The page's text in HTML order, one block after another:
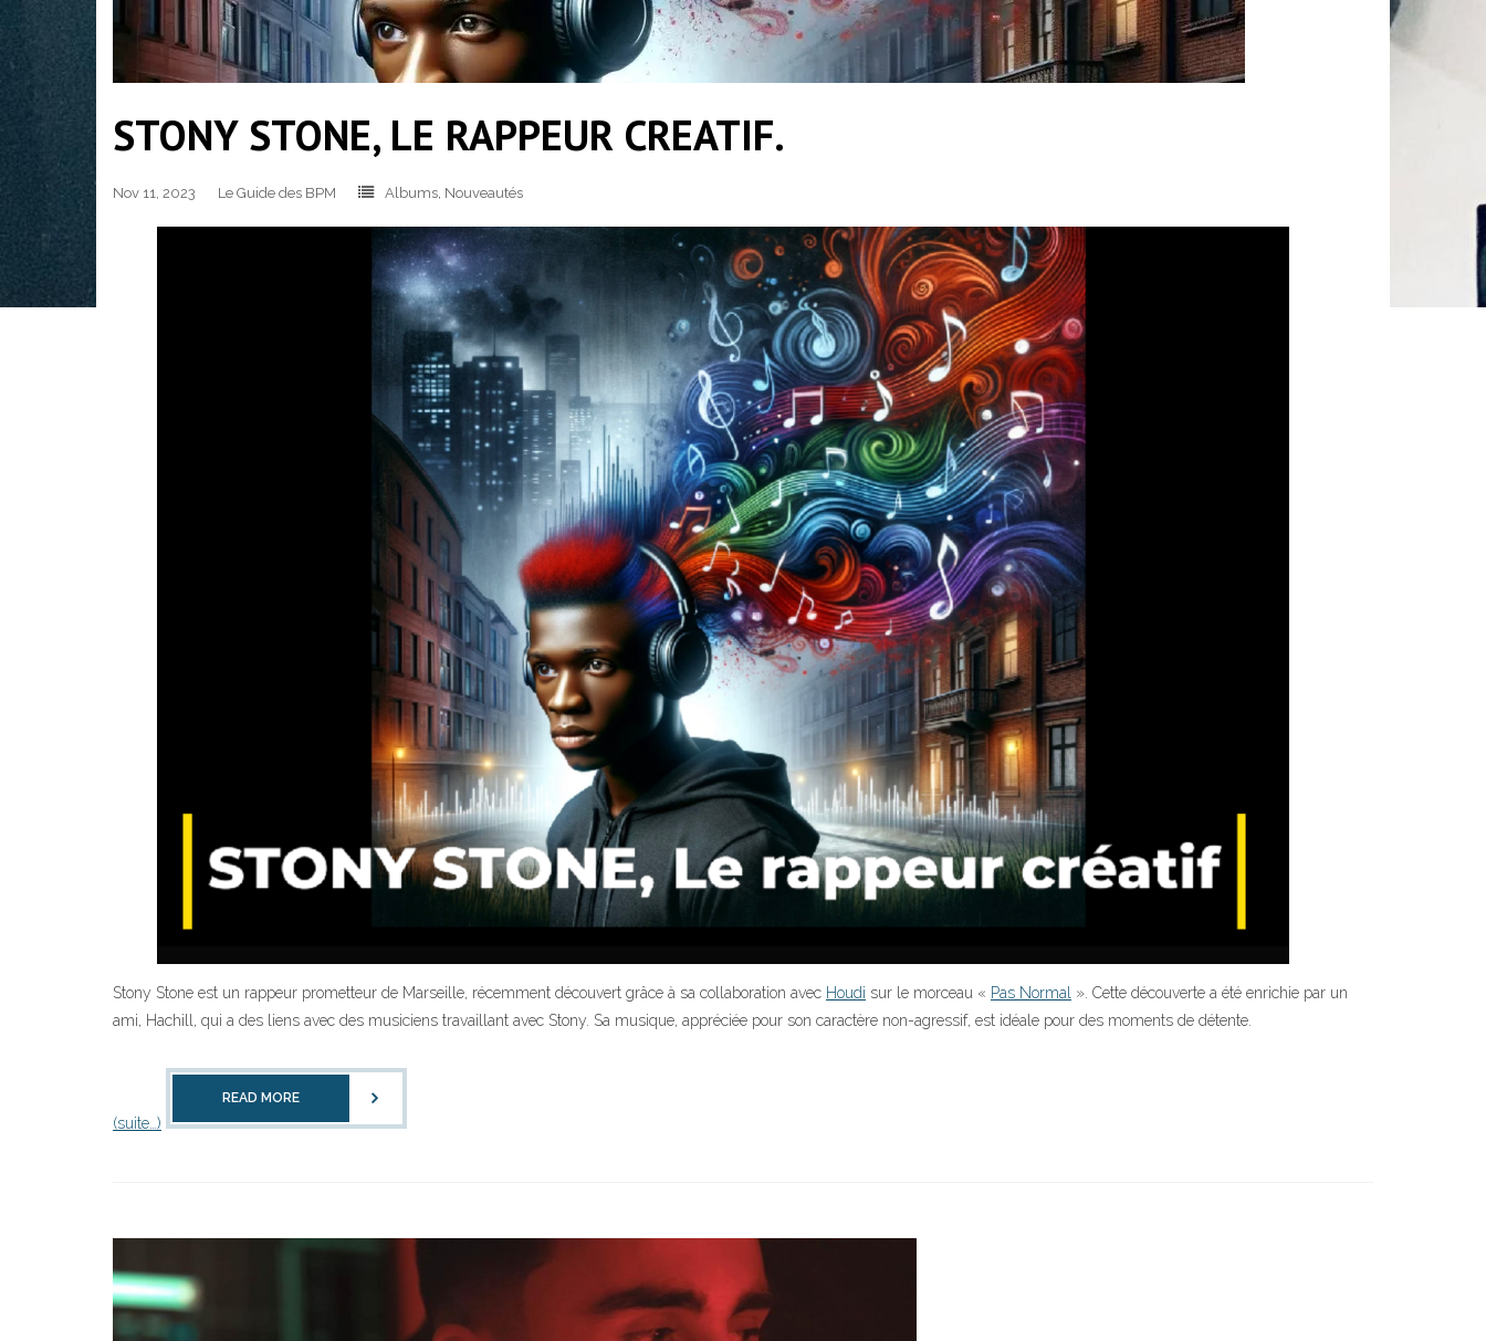
STONY STONE, LE RAPPEUR CREATIF.
Nov 11, 2023 Le Guide des BPM Albums, Nouveautés
Stony Stone est un rappeur prometteur de Marseille, récemment découvert grâce à sa collaboration avec Houdi sur le morceau « Pas Normal ». Cette découverte a été enrichie par un
ami, Hachill, qui a des liens avec des musiciens travaillant avec Stony. Sa musique, appréciée pour son caractère non-agressif, est idéale pour des moments de détente.
(suite…)
READ MORE